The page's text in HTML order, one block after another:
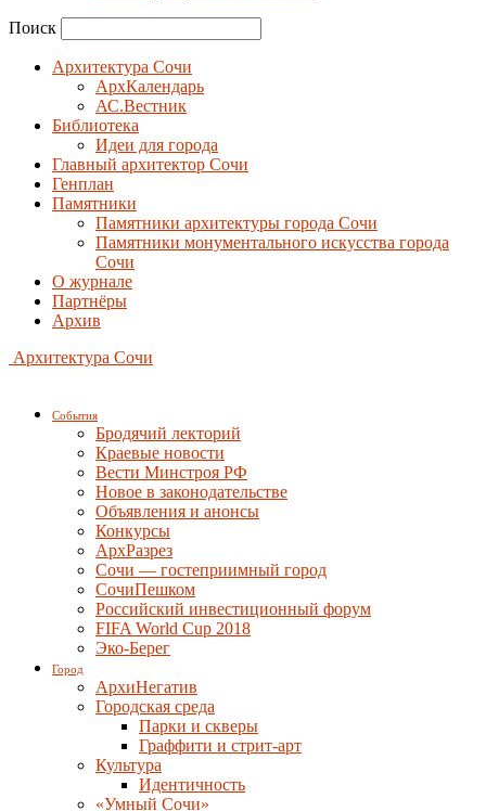
Поиск
Архитектура Сочи
АрхКалендарь
АС.Вестник
Библиотека
Идеи для города
Главный архитектор Сочи
Генплан
Памятники
Памятники архитектуры города Сочи
Памятники монументального искусства города
Сочи
О журнале
Партнёры
Архив
Архитектура Сочи
События
Бродячий лекторий
Краевые новости
Вести Минстроя РФ
Новое в законодательстве
Объявления и анонсы
Конкурсы
АрхРазрез
Сочи — гостеприимный город
СочиПешком
Российский инвестиционный форум
FIFA World Cup 2018
Эко-Берег
Город
АрхиНегатив
Городская среда
Парки и скверы
Граффити и стрит-арт
Культура
Идентичность
«Умный Сочи»